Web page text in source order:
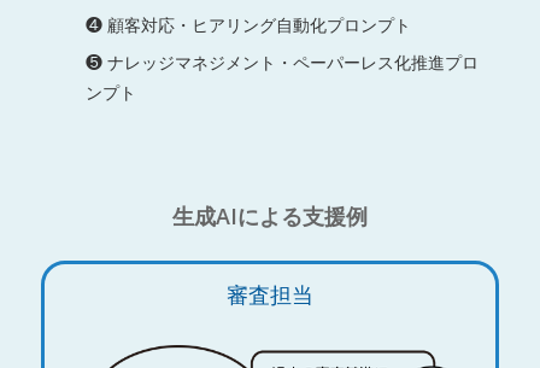
❹ 顧客対応・ヒアリング自動化プロンプト
❺ ナレッジマネジメント・ペーパーレス化推進プロ
ンプト
生成AIによる支援例
審査担当